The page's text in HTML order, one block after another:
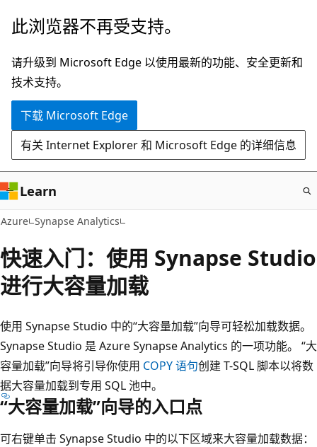
跳
主
要
内
此浏览器不再受支持。
请升级到 Microsoft Edge 以使用最新的功能、安全更新和
技术支持。
下载 Microsoft Edge
有关 Internet Explorer 和 Microsoft Edge 的详细信息
Learn
Azure Synapse Analytics
快速入门：使用 Synapse Studio
进行大容量加载
使用 Synapse Studio 中的“大容量加载”向导可轻松加载数据。
Synapse Studio 是 Azure Synapse Analytics 的一项功能。 “大
容量加载”向导将引导你使用 COPY 语句创建 T-SQL 脚本以将数
据大容量加载到专用 SQL 池中。
“大容量加载”向导的入口点
可右键单击 Synapse Studio 中的以下区域来大容量加载数据：